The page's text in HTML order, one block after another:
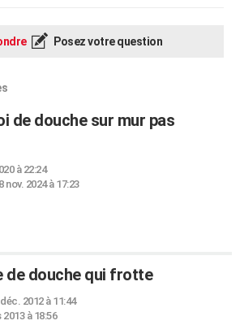
Posez votre question
de douche sur mur pas
à 22:24
nov. 2024 à 17:23
de douche qui frotte
2012 à 11:44
2013 à 18:56